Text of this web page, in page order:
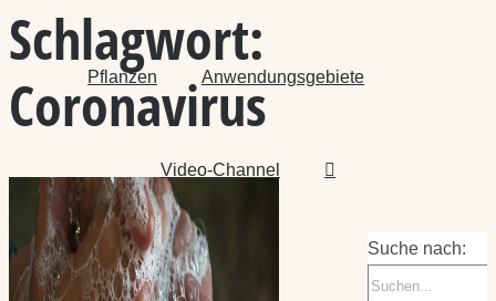
Pflanzen Anwendungsgebiete
Video-Channel
Schlagwort:
Coronavirus
Suche nach: